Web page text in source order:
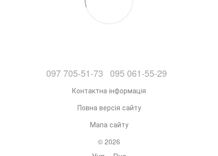
097 705-51-73 095 061-55-29
Контактна інформація
Повна версія сайту
Мапа сайту
© 2026